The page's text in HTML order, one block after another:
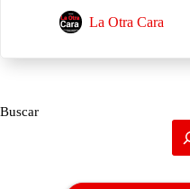
La Otra Cara
Buscar